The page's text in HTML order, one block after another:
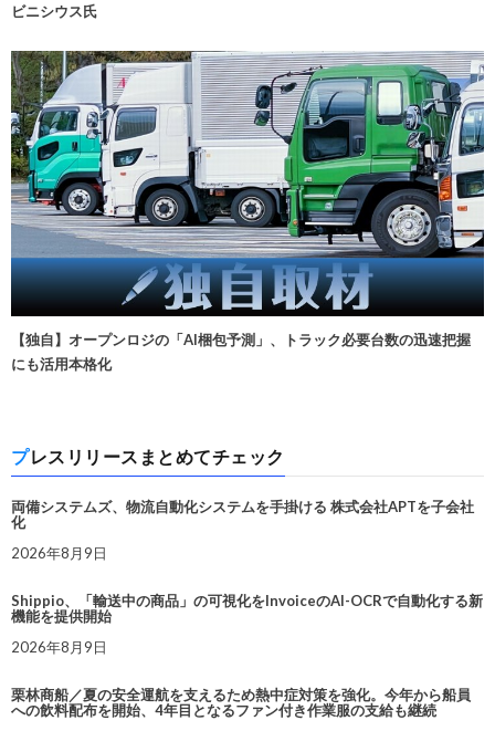
ビニシウス氏
【独自】オープンロジの「AI梱包予測」、トラック必要台数の迅速把握
にも活用本格化
プレスリリースまとめてチェック
両備システムズ、物流自動化システムを手掛ける 株式会社APTを子会社
化
2026年8月9日
Shippio、「輸送中の商品」の可視化をInvoiceのAI-OCRで自動化する新
機能を提供開始
2026年8月9日
栗林商船／夏の安全運航を支えるため熱中症対策を強化。今年から船員
への飲料配布を開始、4年目となるファン付き作業服の支給も継続